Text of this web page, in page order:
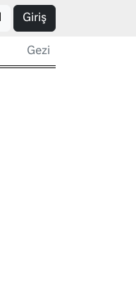
Giriş
Gezi